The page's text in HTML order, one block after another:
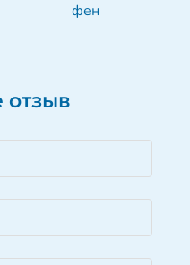
фен
отзыв